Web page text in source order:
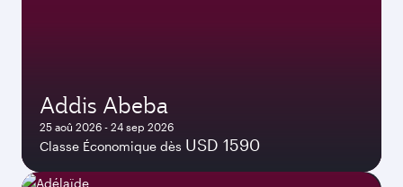
Addis Abeba
25 aoû 2026 - 24 sep 2026
Classe Économique dès USD 1590